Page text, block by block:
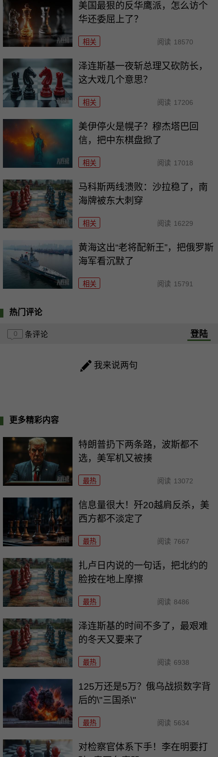
美国最狠的反华鹰派，怎么访个
华还委屈上了？
相关 阅读 18570
泽连斯基一夜斩总理又砍防长，
这大戏几个意思？
相关 阅读 17206
美伊停火是幌子？穆杰塔巴回
信，把中东棋盘掀了
相关 阅读 17018
马科斯两线溃败：沙拉稳了，南
海牌被东大刺穿
相关 阅读 16229
黄海这出“老将配新王”，把俄罗斯
海军看沉默了
相关 阅读 15791
热门评论
0 条评论 登陆
我来说两句
更多精彩内容
特朗普扔下两条路，波斯都不
选，美军机又被揍
最热 阅读 13072
信息量很大！歼20越肩反杀，美
西方都不淡定了
最热 阅读 7667
扎卢日内说的一句话，把北约的
脸按在地上摩擦
最热 阅读 8486
泽连斯基的时间不多了，最艰难
的冬天又要来了
最热 阅读 6938
125万还是5万？俄乌战损数字背
后的\"三国杀\"
最热 阅读 5634
对检察官体系下手！李在明要打